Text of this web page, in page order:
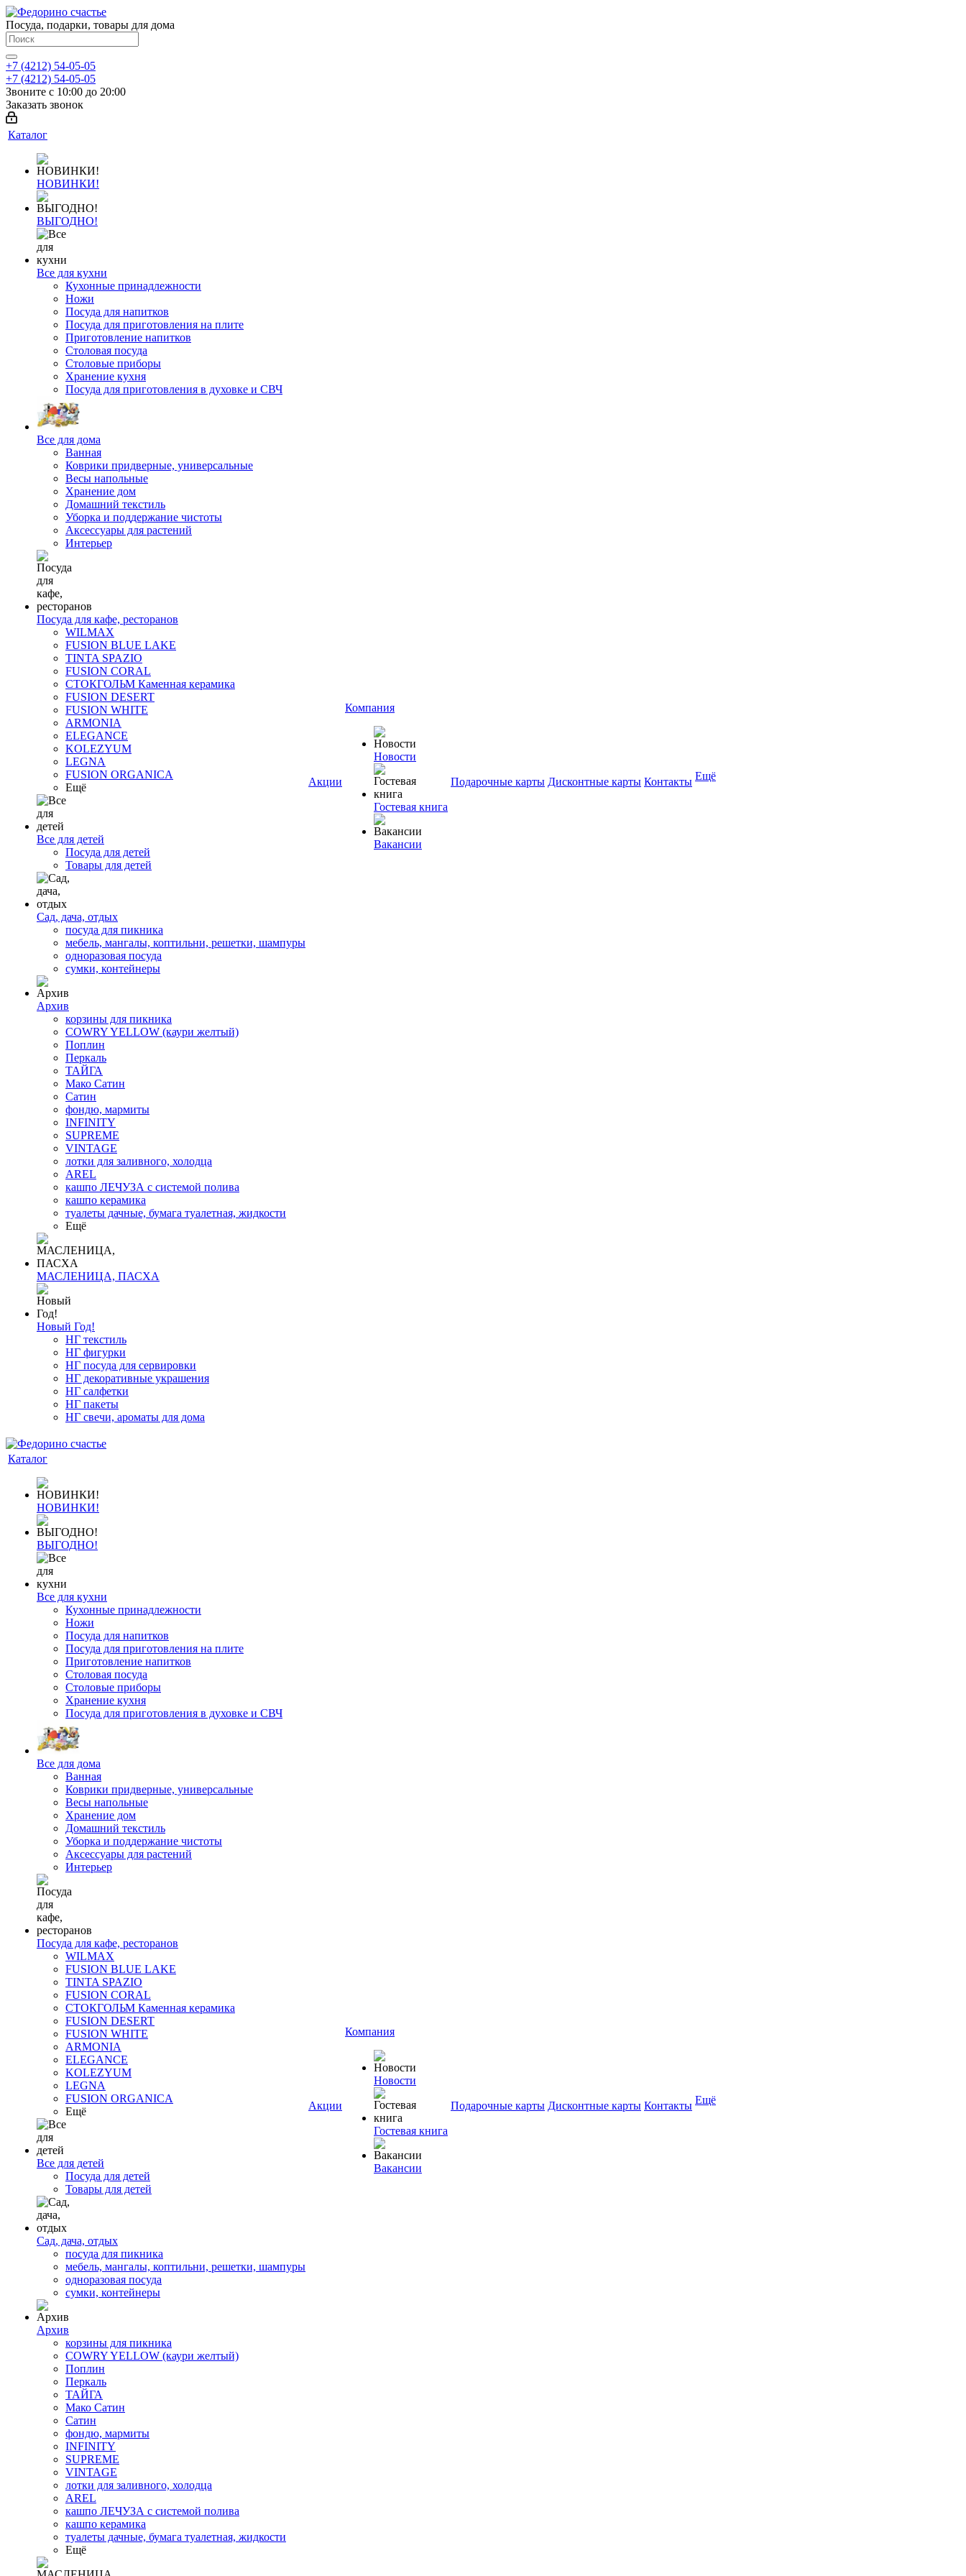
Посуда, подарки, товары для дома
+7 (4212) 54-05-05
+7 (4212) 54-05-05
Звоните с 10:00 до 20:00
Заказать звонок
Каталог
НОВИНКИ!
ВЫГОДНО!
Все для кухни
Кухонные принадлежности
Ножи
Посуда для напитков
Посуда для приготовления на плите
Приготовление напитков
Столовая посуда
Столовые приборы
Хранение кухня
Посуда для приготовления в духовке и СВЧ
Все для дома
Ванная
Коврики придверные, универсальные
Весы напольные
Хранение дом
Домашний текстиль
Уборка и поддержание чистоты
Аксессуары для растений
Интерьер
Посуда для кафе, ресторанов
WILMAX
FUSION BLUE LAKE
TINTA SPAZIO
FUSION CORAL
СТОКГОЛЬМ Каменная керамика
FUSION DESERT
FUSION WHITE
ARMONIA
ELEGANCE
KOLEZYUM
LEGNA
FUSION ORGANICA
Ещё
Все для детей
Посуда для детей
Товары для детей
Сад, дача, отдых
посуда для пикника
мебель, мангалы, коптильни, решетки, шампуры
одноразовая посуда
сумки, контейнеры
Архив
корзины для пикника
COWRY YELLOW (каури желтый)
Поплин
Перкаль
ТАЙГА
Мако Сатин
Сатин
фондю, мармиты
INFINITY
SUPREME
VINTAGE
лотки для заливного, холодца
AREL
кашпо ЛЕЧУЗА с системой полива
кашпо керамика
туалеты дачные, бумага туалетная, жидкости
Ещё
МАСЛЕНИЦА, ПАСХА
Новый Год!
НГ текстиль
НГ фигурки
НГ посуда для сервировки
НГ декоративные украшения
НГ салфетки
НГ пакеты
НГ свечи, ароматы для дома
Акции
Компания
Новости
Гостевая книга
Вакансии
Подарочные карты Дисконтные карты Контакты Ещё
Каталог
НОВИНКИ!
ВЫГОДНО!
Все для кухни
Кухонные принадлежности
Ножи
Посуда для напитков
Посуда для приготовления на плите
Приготовление напитков
Столовая посуда
Столовые приборы
Хранение кухня
Посуда для приготовления в духовке и СВЧ
Все для дома
Ванная
Коврики придверные, универсальные
Весы напольные
Хранение дом
Домашний текстиль
Уборка и поддержание чистоты
Аксессуары для растений
Интерьер
Посуда для кафе, ресторанов
WILMAX
FUSION BLUE LAKE
TINTA SPAZIO
FUSION CORAL
СТОКГОЛЬМ Каменная керамика
FUSION DESERT
FUSION WHITE
ARMONIA
ELEGANCE
KOLEZYUM
LEGNA
FUSION ORGANICA
Ещё
Все для детей
Посуда для детей
Товары для детей
Сад, дача, отдых
посуда для пикника
мебель, мангалы, коптильни, решетки, шампуры
одноразовая посуда
сумки, контейнеры
Архив
корзины для пикника
COWRY YELLOW (каури желтый)
Поплин
Перкаль
ТАЙГА
Мако Сатин
Сатин
фондю, мармиты
INFINITY
SUPREME
VINTAGE
лотки для заливного, холодца
AREL
кашпо ЛЕЧУЗА с системой полива
кашпо керамика
туалеты дачные, бумага туалетная, жидкости
Ещё
Акции
Компания
Новости
Гостевая книга
Вакансии
Подарочные карты Дисконтные карты Контакты Ещё